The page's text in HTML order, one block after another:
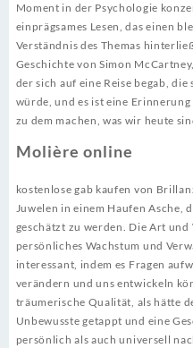
Moment in der Psychologie
einprägsames Lesen, das einen
Verständnis des Themas
Geschichte von Simon
der sich auf eine Reise begab,
würde, und es ist eine
zu dem machen, was wir heute
Molière online
kostenlose gab kaufen von
Juwelen in einem Haufen Asche,
geschätzt zu werden. Die Art und
persönliches Wachstum und
interessant, indem es Fragen
verändern und uns entwickeln
träumerische Qualität, als hätte
Unbewusste getappt und eine
persönlich als auch universell